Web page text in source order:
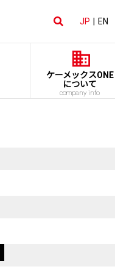
JP EN
ケーメックスONE
について
company info